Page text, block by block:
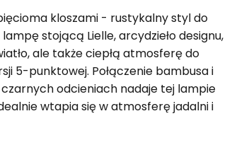
kloszami - rustykalny styl do
stojącą Lielle, arcydzieło designu,
ale także ciepłą atmosferę do
5-punktowej. Połączenie bambusa i
odcieniach nadaje tej lampie
wtapia się w atmosferę jadalni i
Lielle jest łatwo sterowana za pomocą